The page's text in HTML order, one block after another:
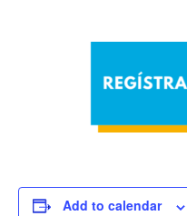
Add to calendar